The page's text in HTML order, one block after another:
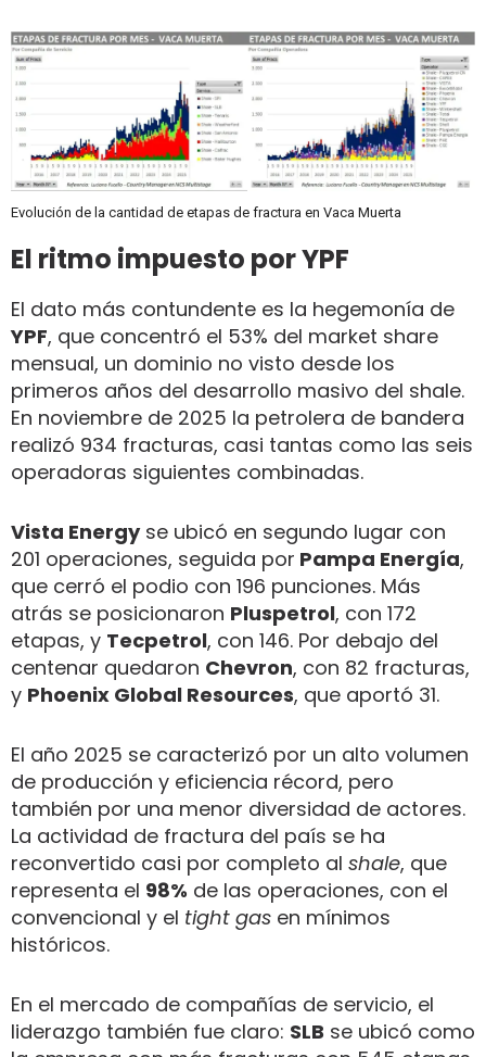
Evolución de la cantidad de etapas de fractura en Vaca Muerta
El ritmo impuesto por YPF
El dato más contundente es la hegemonía de
YPF, que concentró el 53% del market share
mensual, un dominio no visto desde los
primeros años del desarrollo masivo del shale.
En noviembre de 2025 la petrolera de bandera
realizó 934 fracturas, casi tantas como las seis
operadoras siguientes combinadas.
Vista Energyse ubicó en segundo lugar con
201 operaciones, seguida por Pampa Energía,
que cerró el podio con 196 punciones. Más
atrás se posicionaron Pluspetrol, con 172
etapas, y Tecpetrol, con 146. Por debajo del
centenar quedaron Chevron, con 82 fracturas,
y Phoenix Global Resources, que aportó 31.
El año 2025 se caracterizó por un alto volumen
de producción y eficiencia récord, pero
también por una menor diversidad de actores.
La actividad de fractura del país se ha
reconvertido casi por completo al shale, que
representa el 98% de las operaciones, con el
convencional y el tight gas en mínimos
históricos.
En el mercado de compañías de servicio, el
liderazgo también fue claro: SLB se ubicó como